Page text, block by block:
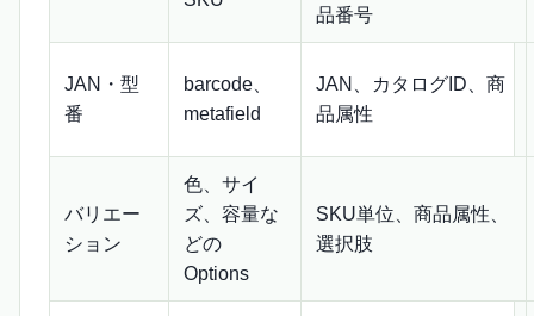
品番号
JAN・型
番
barcode、
metafield
JAN、カタログID、商
品属性
バリエー
ション
色、サイ
ズ、容量な
どの
Options
SKU単位、商品属性、
選択肢